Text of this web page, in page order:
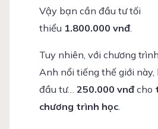
Vậy bạn cần đầu tư tối
thiểu 1.800.000 vnđ.
Tuy nhiên, với chương
Anh nổi tiếng thế giới này,
đầu tư…250.000 vnđcho
chương trình học.